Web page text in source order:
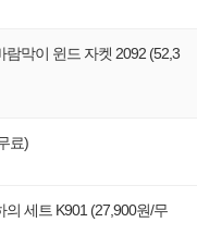
막이 윈드 자켓 2092 (52,3
료)
세트 K901 (27,900원/무